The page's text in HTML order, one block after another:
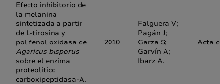
Efecto inhibitorio de
la melanina
sintetizada a partir
de L‑tirosina y
polifenol oxidasa de
Agaricus bisporus
sobre el enzima
proteolítico
carboxipeptidasa-A.
2010
Falguera V;
Pagán J;
Garza S;
Garvín A;
Ibarz A.
Acta